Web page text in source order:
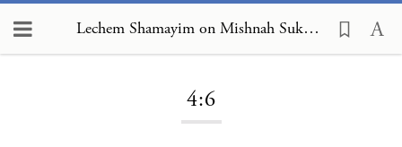
Lechem Shamayim on Mishnah Sukkah 4:6
4:6